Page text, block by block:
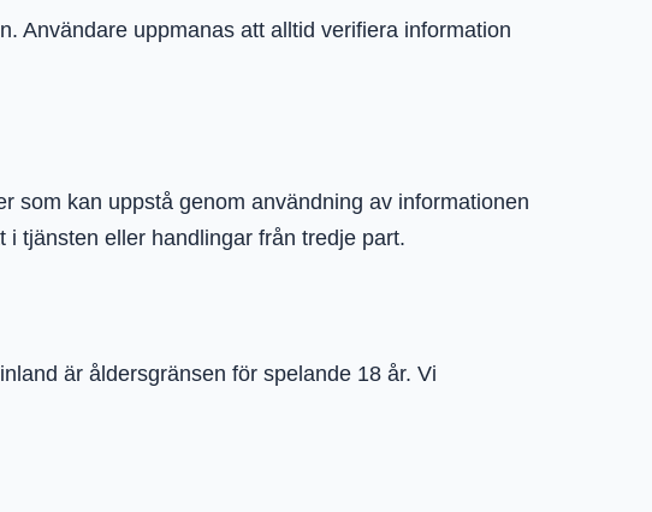
Användare uppmanas att alltid verifiera information
som kan uppstå genom användning av informationen
tjänsten eller handlingar från tredje part.
är åldersgränsen för spelande 18 år. Vi